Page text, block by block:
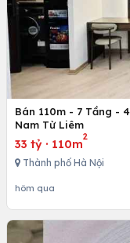
Bán 110m - 7 Tầng -
Nam Từ Liêm
33 tỷ · 110m
2
Thành phố Hà Nội
hôm qua